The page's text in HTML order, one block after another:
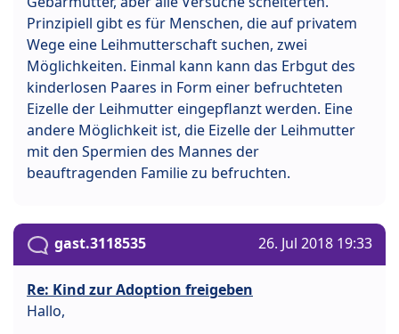
Prinzipiell gibt es für Menschen, die auf privatem
Wege eine Leihmutterschaft suchen, zwei
Möglichkeiten. Einmal kann kann das Erbgut des
kinderlosen Paares in Form einer befruchteten
Eizelle der Leihmutter eingepflanzt werden. Eine
andere Möglichkeit ist, die Eizelle der Leihmutter
mit den Spermien des Mannes der
beauftragenden Familie zu befruchten.
gast.3118535 26. Jul 2018 19:33
Re: Kind zur Adoption freigeben
Hallo,